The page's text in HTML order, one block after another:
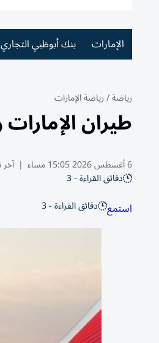
الإمارات بنك أبوظبي التجاري
رياضة/رياضة الإمارات
طيران الإمارات
6 أغسطس 2026 15:05 مساء |
دقائق القراءة - 3
استمع دقائق القراءة - 3